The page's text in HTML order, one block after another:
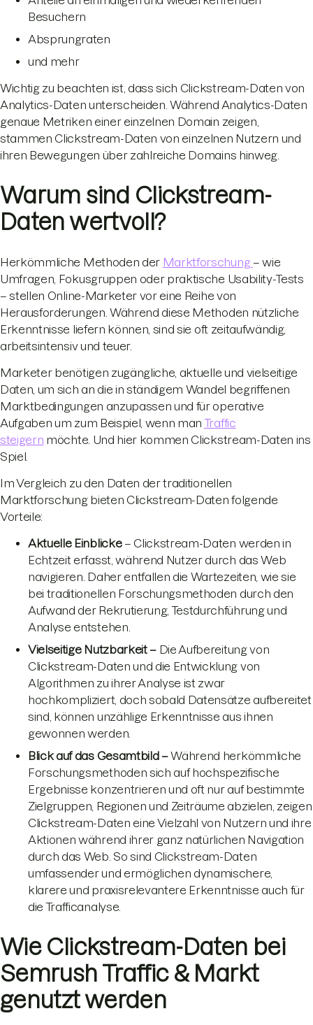
Besuchern
Absprungraten
und mehr
Wichtig zu beachten ist, dass sich Clickstream-Daten von
Analytics-Daten unterscheiden. Während Analytics-Daten
genaue Metriken einer einzelnen Domain zeigen,
stammen Clickstream-Daten von einzelnen Nutzern und
ihren Bewegungen über zahlreiche Domains hinweg.
Warum sind Clickstream-
Daten wertvoll?
Herkömmliche Methoden der Marktforschung – wie
Umfragen, Fokusgruppen oder praktische Usability-Tests
– stellen Online-Marketer vor eine Reihe von
Herausforderungen. Während diese Methoden nützliche
Erkenntnisse liefern können, sind sie oft zeitaufwändig,
arbeitsintensiv und teuer.
Marketer benötigen zugängliche, aktuelle und vielseitige
Daten, um sich an die in ständigem Wandel begriffenen
Marktbedingungen anzupassen und für operative
Aufgaben um zum Beispiel, wenn man Traffic
steigern möchte. Und hier kommen Clickstream-Daten ins
Spiel.
Im Vergleich zu den Daten der traditionellen
Marktforschung bieten Clickstream-Daten folgende
Vorteile:
Aktuelle Einblicke– Clickstream-Daten werden in
Echtzeit erfasst, während Nutzer durch das Web
navigieren. Daher entfallen die Wartezeiten, wie sie
bei traditionellen Forschungsmethoden durch den
Aufwand der Rekrutierung, Testdurchführung und
Analyse entstehen.
Vielseitige Nutzbarkeit – Die Aufbereitung von
Clickstream-Daten und die Entwicklung von
Algorithmen zu ihrer Analyse ist zwar
hochkompliziert, doch sobald Datensätze aufbereitet
sind, können unzählige Erkenntnisse aus ihnen
gewonnen werden.
Blick auf das Gesamtbild –Während herkömmliche
Forschungsmethoden sich auf hochspezifische
Ergebnisse konzentrieren und oft nur auf bestimmte
Zielgruppen, Regionen und Zeiträume abzielen, zeigen
Clickstream-Daten eine Vielzahl von Nutzern und ihre
Aktionen während ihrer ganz natürlichen Navigation
durch das Web. So sind Clickstream-Daten
umfassender und ermöglichen dynamischere,
klarere und praxisrelevantere Erkenntnisse auch für
die Trafficanalyse.
Wie Clickstream-Daten bei
Semrush Traffic & Markt
genutzt werden